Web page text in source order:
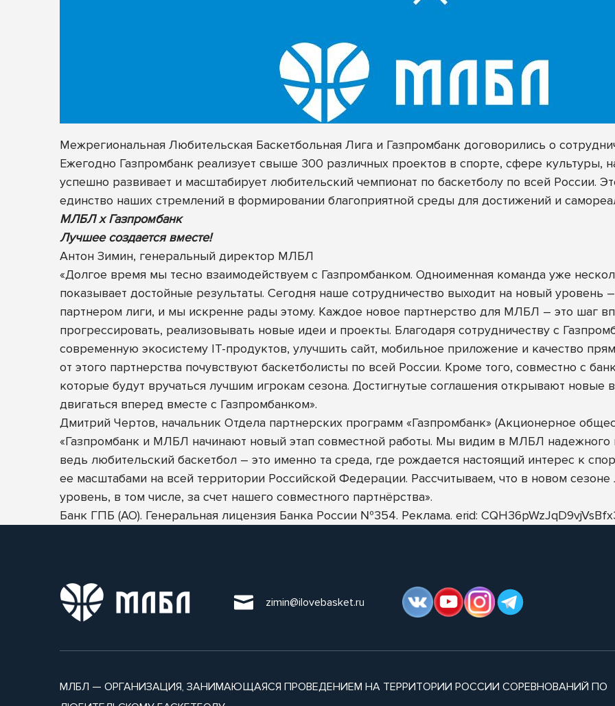
Межрегиональная Любительская Баскетбольная Лига и Газпромбанк договорились о
Ежегодно Газпромбанк реализует свыше 300 различных проектов в спорте, сфере культуры,
успешно развивает и масштабирует любительский чемпионат по баскетболу по всей России.
единство наших стремлений в формировании благоприятной среды для достижений и
МЛБЛ х Газпромбанк
Лучшее создается вместе!
Антон Зимин, генеральный директор МЛБЛ
«Долгое время мы тесно взаимодействуем с Газпромбанком. Одноименная команда уже
показывает достойные результаты. Сегодня наше сотрудничество выходит на новый уровень
партнером лиги, и мы искренне рады этому. Каждое новое партнерство для МЛБЛ – это шаг
прогрессировать, реализовывать новые идеи и проекты. Благодаря сотрудничеству с
современную экосистему IT-продуктов, улучшить сайт, мобильное приложение и качество
от этого партнерства почувствуют баскетболисты по всей России. Кроме того, совместно с
которые будут вручаться лучшим игрокам сезона. Достигнутые соглашения открывают
двигаться вперед вместе с Газпромбанком».
Дмитрий Чертов, начальник Отдела партнерских программ «Газпромбанк» (Акционерное
«Газпромбанк и МЛБЛ начинают новый этап совместной работы. Мы видим в МЛБЛ надежного
ведь любительский баскетбол – это именно та среда, где рождается настоящий интерес к
ее масштабами на всей территории Российской Федерации. Рассчитываем, что в новом
уровень, в том числе, за счет нашего совместного партнёрства».
Банк ГПБ (АО). Генеральная лицензия Банка России №354. Реклама. erid:
zimin@ilovebasket.ru
МЛБЛ — ОРГАНИЗАЦИЯ, ЗАНИМАЮЩАЯСЯ ПРОВЕДЕНИЕМ НА ТЕРРИТОРИИ РОССИИ СОРЕВНОВАНИЙ ПО